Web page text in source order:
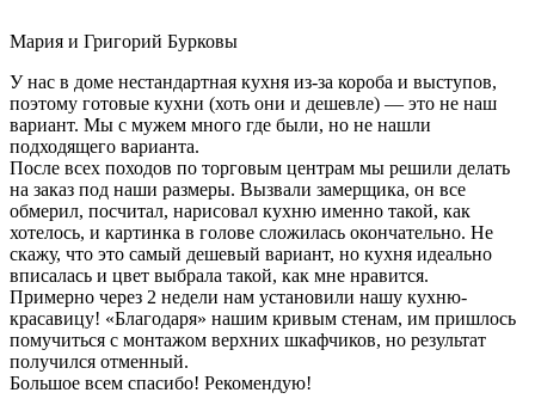
Мария и Григорий Бурковы
У нас в доме нестандартная кухня из-за короба и выступов,
поэтому готовые кухни (хоть они и дешевле) — это не наш
вариант. Мы с мужем много где были, но не нашли
подходящего варианта.
После всех походов по торговым центрам мы решили делать
на заказ под наши размеры. Вызвали замерщика, он все
обмерил, посчитал, нарисовал кухню именно такой, как
хотелось, и картинка в голове сложилась окончательно. Не
скажу, что это самый дешевый вариант, но кухня идеально
вписалась и цвет выбрала такой, как мне нравится.
Примерно через 2 недели нам установили нашу кухню-
красавицу! «Благодаря» нашим кривым стенам, им пришлось
помучиться с монтажом верхних шкафчиков, но результат
получился отменный.
Большое всем спасибо! Рекомендую!